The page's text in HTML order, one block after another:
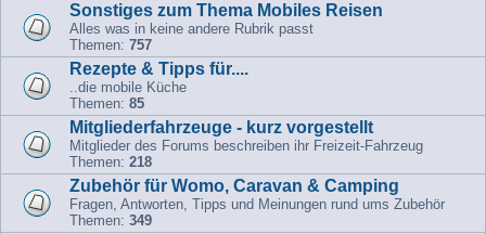
Sonstiges zum Thema Mobiles Reisen
Alles was in keine andere Rubrik passt
Themen: 757
Rezepte & Tipps für....
..die mobile Küche
Themen: 85
Mitgliederfahrzeuge - kurz vorgestellt
Mitglieder des Forums beschreiben ihr Freizeit-Fahrzeug
Themen: 218
Zubehör für Womo, Caravan & Camping
Fragen, Antworten, Tipps und Meinungen rund ums Zubehör
Themen: 349